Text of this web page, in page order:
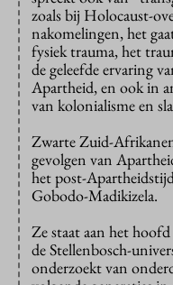
zoals bij Holocaust-
nakomelingen, het
fysiek trauma, het
de geleefde ervaring
Apartheid, en ook in
van kolonialisme en
Zwarte Zuid-
gevolgen van
het post-
Gobodo-Madikizela.
Ze staat aan het
de Stellenbosch-
onderzoekt van